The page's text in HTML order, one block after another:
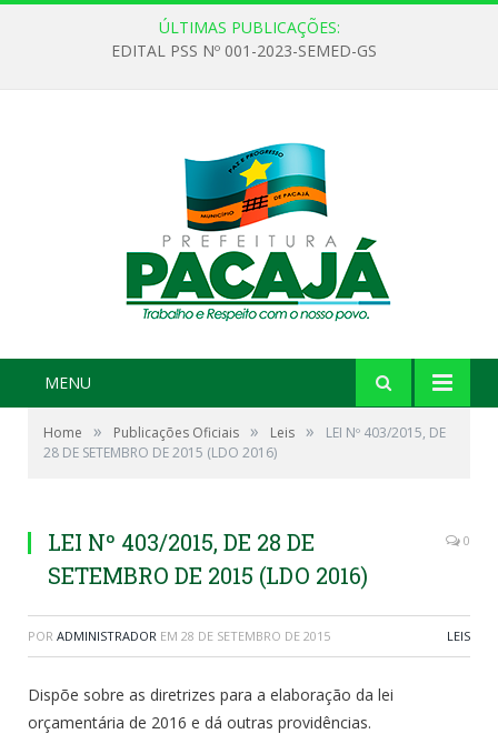
ÚLTIMAS PUBLICAÇÕES:
EDITAL PSS Nº 001-2023-SEMED-GS
MENU
Home » Publicações Oficiais » Leis »
LEI Nº 403/2015, DE
28 DE SETEMBRO DE 2015 (LDO 2016)
LEI Nº 403/2015, DE 28 DE
SETEMBRO DE 2015 (LDO 2016)
0
POR ADMINISTRADOR EM 28 DE SETEMBRO DE 2015 LEIS
Dispõe sobre as diretrizes para a elaboração da lei
orçamentária de 2016 e dá outras providências.